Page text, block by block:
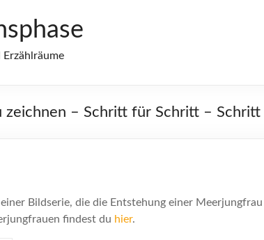
zeichnen – Schritt für Schritt – Schritt
einer Bildserie, die die Entstehung einer
findest du hier.